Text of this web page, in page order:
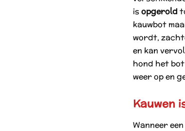
isopgerold
kauwbot
wordt,
en kan
hond het
weer op en
Kauwen
Wanneer